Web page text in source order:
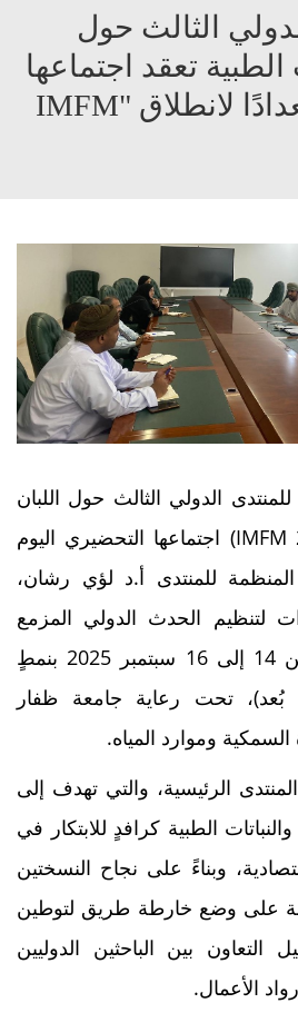
الثالث حول
الطبية تعقد اجتماعها
التحضيري استعدادًا لانطلاق "IMFM
الدولي الثالث حول اللبان
والنباتات الطبية (IMFM 2025) اجتماعها التحضيري اليوم
للمنتدى أ.د لؤي رشان،
لتنظيم الحدث الدولي المزمع
انعقاده خلال الفترة من 14 إلى 16 سبتمبر 2025 بنمطٍ
تحت رعاية جامعة ظفار
وموارد المياه.
الرئيسية، والتي تهدف إلى
الطبية كرافدٍ للابتكار في
وبناءً على نجاح النسختين
على وضع خارطة طريق لتوطين
التعاون بين الباحثين الدوليين
الأعمال.